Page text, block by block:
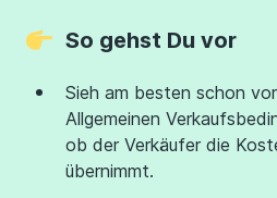
So gehst Du vor
Sieh am besten schon
Allgemeinen
ob der Verkäufer die
übernimmt.